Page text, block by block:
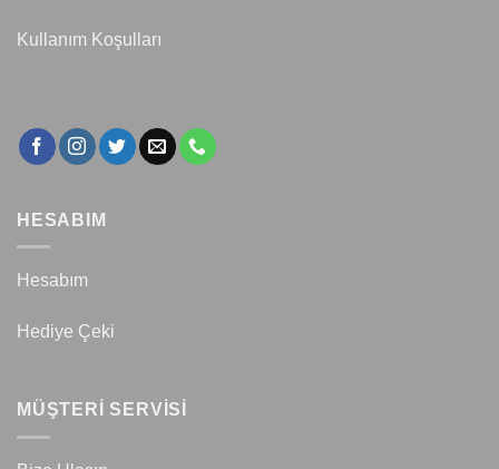
Kullanım Koşulları
HESABIM
Hesabım
Hediye Çeki
MÜŞTERİ SERVİSİ